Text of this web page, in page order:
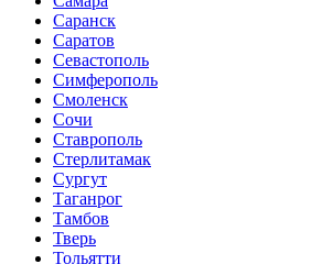
Саранск
Саратов
Севастополь
Симферополь
Смоленск
Сочи
Ставрополь
Стерлитамак
Сургут
Таганрог
Тамбов
Тверь
Тольятти